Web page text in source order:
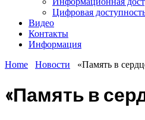
Цифровая
Видео
Контакты
Информация
Home
Новости «Память в
«Память в